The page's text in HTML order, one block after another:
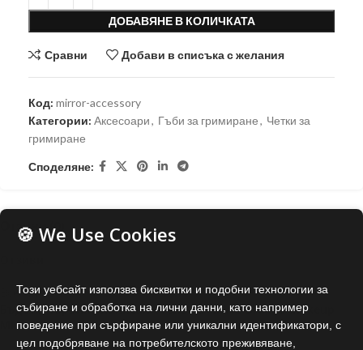
ДОБАВЯНЕ В КОЛИЧКАТА
Сравни Добави в списъка с желания
Код: mirror-accessory
Категории: Аксесоари, Гъби за гримиране, Четки за
гримиране
Споделяне:
Отзиви (0)
Все още няма отзиви.
Бъдете първият написал отзив за “EVA’S BFF Pro Makeup
Mirror”
🍪 We Use Cookies
Този уебсайт използва бисквитки и подобни технологии за
събиране и обработка на лични данни, като например
поведение при сърфиране или уникални идентификатори, с
цел подобряване на потребителското преживяване,